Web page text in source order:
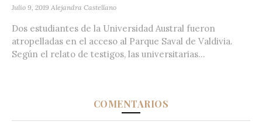
Julio 9, 2019 Alejandra Castellano
Dos estudiantes de la Universidad Austral fueron
atropelladas en el acceso al Parque Saval de Valdivia.
Según el relato de testigos, las universitarias...
COMENTARIOS